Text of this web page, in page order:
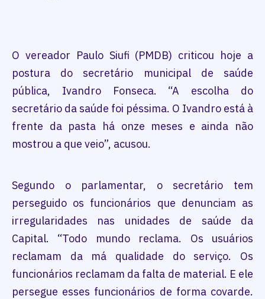
O vereador Paulo Siufi (PMDB) criticou hoje a
postura do secretário municipal de saúde
pública, Ivandro Fonseca. “A escolha do
secretário da saúde foi péssima. O Ivandro está à
frente da pasta há onze meses e ainda não
mostrou a que veio”, acusou.
Segundo o parlamentar, o secretário tem
perseguido os funcionários que denunciam as
irregularidades nas unidades de saúde da
Capital. “Todo mundo reclama. Os usuários
reclamam da má qualidade do serviço. Os
funcionários reclamam da falta de material. E ele
persegue esses funcionários de forma covarde.